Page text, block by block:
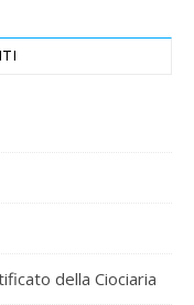
della Ciociaria